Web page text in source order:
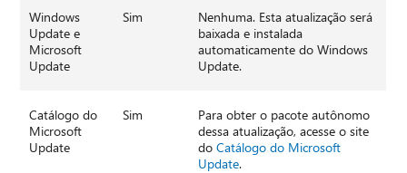
Windows
Update e
Microsoft
Update
Sim
Nenhuma. Esta atualização será
baixada e instalada
automaticamente do Windows
Update.
Catálogo do
Microsoft
Update
Sim
Para obter o pacote autônomo
dessa atualização, acesse o site
doCatálogo do Microsoft
Update.